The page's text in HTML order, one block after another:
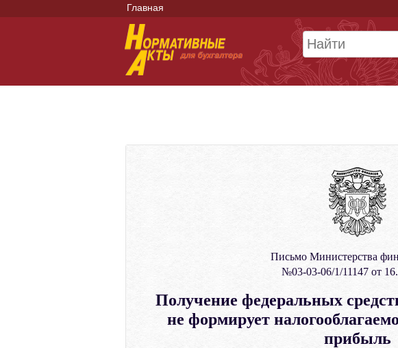
Главная
Письмо Министерства
№03-03-06/1/11147 от
Получение федеральных
не формирует
прибыль